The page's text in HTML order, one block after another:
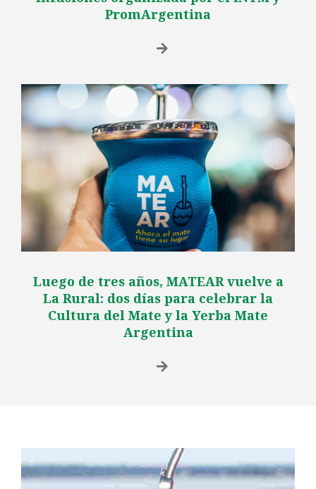
PromArgentina
Luego de tres años, MATEAR vuelve a
La Rural: dos días para celebrar la
Cultura del Mate y la Yerba Mate
Argentina